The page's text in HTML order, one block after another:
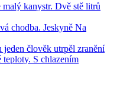
kanystr. Dvě stě litrů
chodba. Jeskyně Na
jeden člověk utrpěl zranění
S chlazením